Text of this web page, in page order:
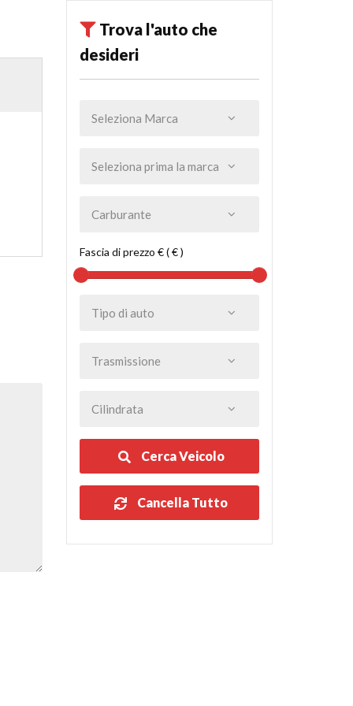
Trova l'auto che
desideri
Fascia di prezzo € ( € )
Cerca Veicolo
Cancella Tutto